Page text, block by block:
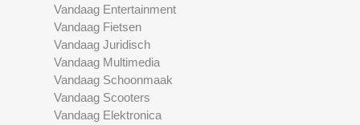
Vandaag Entertainment
Vandaag Fietsen
Vandaag Juridisch
Vandaag Multimedia
Vandaag Schoonmaak
Vandaag Scooters
Vandaag Elektronica